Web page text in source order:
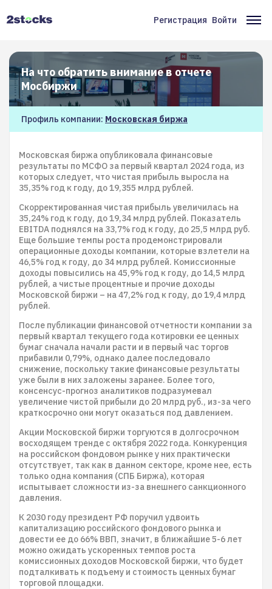
Меню
учётной
записи
пользователя
Регистрация Войти
На что обратить внимание в отчете
Мосбиржи
Профиль компании: Московская биржа
Московская биржа опубликовала финансовые
результаты по МСФО за первый квартал 2024 года, из
которых следует, что чистая прибыль выросла на
35,35% год к году, до 19,355 млрд рублей.
Скорректированная чистая прибыль увеличилась на
35,24% год к году, до 19,34 млрд рублей. Показатель
EBITDA поднялся на 33,7% год к году, до 25,5 млрд руб.
Еще большие темпы роста продемонстрировали
операционные доходы компании, которые взлетели на
46,5% год к году, до 34 млрд рублей. Комиссионные
доходы повысились на 45,9% год к году, до 14,5 млрд
рублей, а чистые процентные и прочие доходы
Московской биржи – на 47,2% год к году, до 19,4 млрд
рублей.
После публикации финансовой отчетности компании за
первый квартал текущего года котировки ее ценных
бумаг сначала начали расти и в первый час торгов
прибавили 0,79%, однако далее последовало
снижение, поскольку такие финансовые результаты
уже были в них заложены заранее. Более того,
консенсус-прогноз аналитиков подразумевал
увеличение чистой прибыли до 20 млрд руб., из-за чего
краткосрочно они могут оказаться под давлением.
Акции Московской биржи торгуются в долгосрочном
восходящем тренде с октября 2022 года. Конкуренция
на российском фондовом рынке у них практически
отсутствует, так как в данном секторе, кроме нее, есть
только одна компания (СПБ Биржа), которая
испытывает сложности из-за внешнего санкционного
давления.
К 2030 году президент РФ поручил удвоить
капитализацию российского фондового рынка и
довести ее до 66% ВВП, значит, в ближайшие 5-6 лет
можно ожидать ускоренных темпов роста
комиссионных доходов Московской биржи, что будет
подталкивать к подъему и стоимость ценных бумаг
торговой площадки.